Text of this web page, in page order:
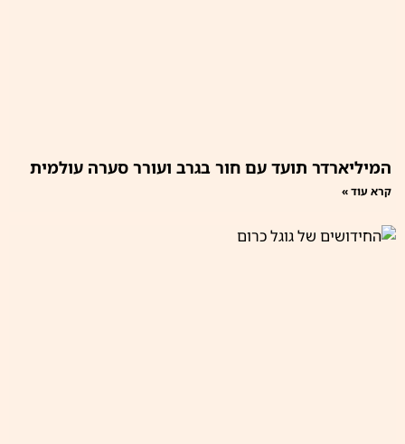
המיליארדר תועד עם חור בגרב ועורר סערה עולמית
קרא עוד »